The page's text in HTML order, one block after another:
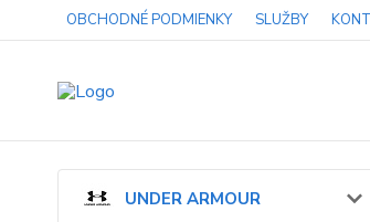
OBCHODNÉ PODMIENKY SLUŽBY
UNDER ARMOUR